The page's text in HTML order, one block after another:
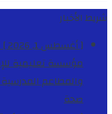
شريط الأخبار
[ أغسطس 1, 2026 ]
مؤسسة تعليمية
والمطاعم
صحة